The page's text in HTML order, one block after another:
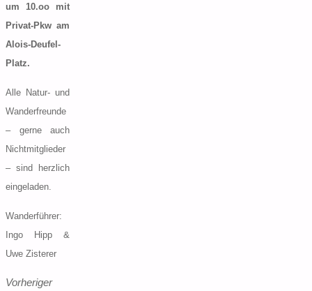
um 10.oo mit
Privat-Pkw am
Alois-Deufel-
Platz.
Alle Natur- und
Wanderfreunde
– gerne auch
Nichtmitglieder
– sind herzlich
eingeladen.
Wanderführer:
Ingo Hipp &
Uwe Zisterer
Vorheriger